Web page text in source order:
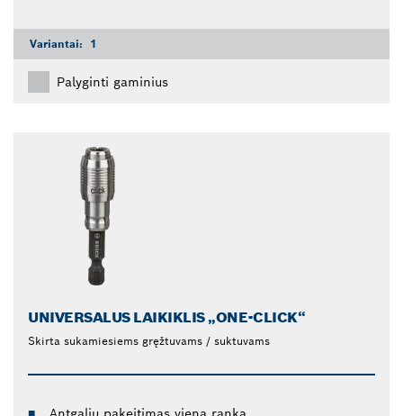
Variantai: 1
Palyginti gaminius
UNIVERSALUS LAIKIKLIS „ONE-CLICK“
Skirta sukamiesiems gręžtuvams / suktuvams